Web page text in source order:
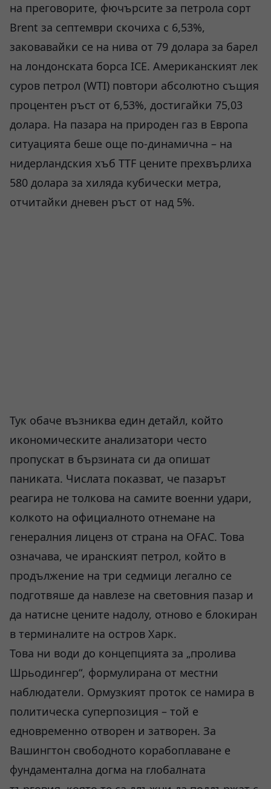
на преговорите, фючърсите за петрола сорт
Brent за септември скочиха с 6,53%,
заковавайки се на нива от 79 долара за барел
на лондонската борса ICE. Американският лек
суров петрол (WTI) повтори абсолютно същия
процентен ръст от 6,53%, достигайки 75,03
долара. На пазара на природен газ в Европа
ситуацията беше още по-динамична – на
нидерландския хъб TTF цените прехвърлиха
580 долара за хиляда кубически метра,
отчитайки дневен ръст от над 5%.
Тук обаче възниква един детайл, който
икономическите анализатори често
пропускат в бързината си да опишат
паниката. Числата показват, че пазарът
реагира не толкова на самите военни удари,
колкото на официалното отнемане на
генералния лиценз от страна на OFAC. Това
означава, че иранският петрол, който в
продължение на три седмици легално се
подготвяше да навлезе на световния пазар и
да натисне цените надолу, отново е блокиран
в терминалите на остров Харк.
Това ни води до концепцията за „пролива
Шрьодингер“, формулирана от местни
наблюдатели. Ормузкият проток се намира в
политическа суперпозиция – той е
едновременно отворен и затворен. За
Вашингтон свободното корабоплаване е
фундаментална догма на глобалната